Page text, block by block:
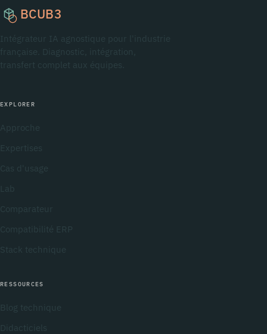
BCUB3
Intégrateur IA agnostique pour l'industrie
française. Diagnostic, intégration,
transfert complet aux équipes.
EXPLORER
Approche
Expertises
Cas d'usage
Lab
Comparateur
Compatibilité ERP
Stack technique
RESSOURCES
Blog technique
Didacticiels